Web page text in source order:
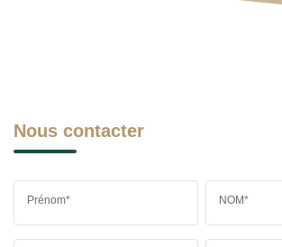
Nous contacter
Prénom* NOM*